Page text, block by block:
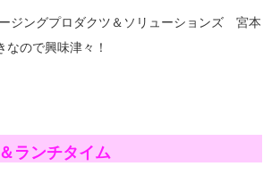
ジングプロダクツ＆ソリューションズ 宮本
なので興味津々！
ランチタイム